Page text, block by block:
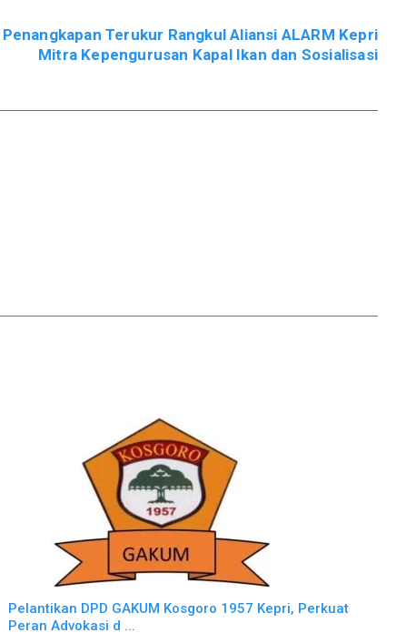
Terukur Rangkul Aliansi ALARM Kepri
Mitra Kepengurusan Kapal Ikan dan Sosialisasi
Pelantikan DPD GAKUM Kosgoro 1957 Kepri, Perkuat
Peran Advokasi d ...